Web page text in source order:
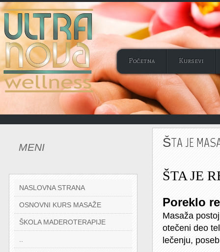
Početna Kursevi
MENI
NASLOVNA STRANA
OSNOVNI KURS MASAŽE
ŠKOLA MADEROTERAPIJE
ŠTA JE
ŠTA JE
Poreklo
Masaža
otečeni deo
lečenju,